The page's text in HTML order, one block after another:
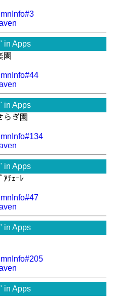
in Apps
園
in Apps
らぎ園
in Apps
ﾁｪｰﾚ
in Apps
in Apps